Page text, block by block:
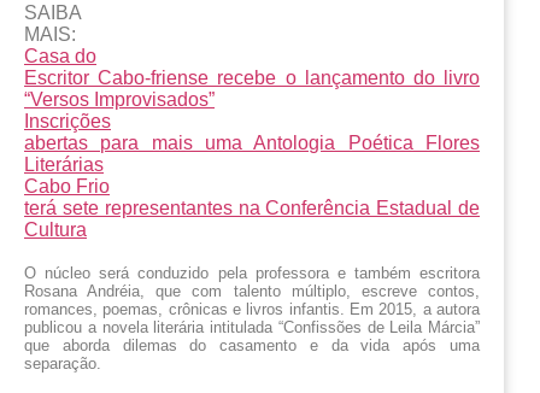
SAIBA
MAIS:
Casa do
Escritor Cabo-friense recebe o lançamento do livro
“Versos Improvisados”
Inscrições
abertas para mais uma Antologia Poética Flores
Literárias
Cabo Frio
terá sete representantes na Conferência Estadual de
Cultura
O núcleo será conduzido pela professora e também escritora
Rosana Andréia, que com talento múltiplo, escreve contos,
romances, poemas, crônicas e livros infantis. Em 2015, a autora
publicou a novela literária intitulada “Confissões de Leila Márcia”
que aborda dilemas do casamento e da vida após uma
separação.